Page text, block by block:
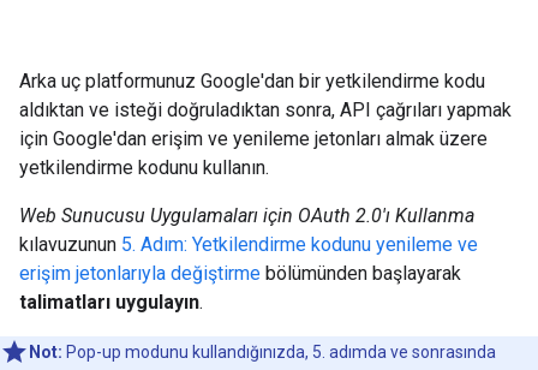
Arka uç platformunuz Google'dan bir yetkilendirme kodu
aldıktan ve isteği doğruladıktan sonra, API çağrıları yapmak
için Google'dan erişim ve yenileme jetonları almak üzere
yetkilendirme kodunu kullanın.
Web Sunucusu Uygulamaları için OAuth 2.0'ı Kullanma
kılavuzunun 5. Adım: Yetkilendirme kodunu yenileme ve
erişim jetonlarıyla değiştirme bölümünden başlayarak
talimatları uygulayın.
Not: Pop-up modunu kullandığınızda, 5. adımda ve sonrasında